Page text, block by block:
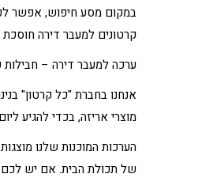
במקום מסע חיפוש, אפשר
קרטונים למעבר דירה
ערכה למעבר דירה –
אנחנו בחברת "כל קרטון"
מוצרי אריזה, בכדי להגיע
הערכות המוכנות שלנו
של תכולת הבית. אם יש לכם